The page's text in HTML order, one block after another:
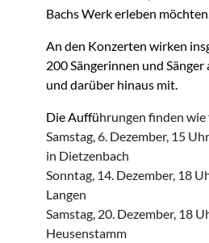
Bachs Werk erleben möchten.
An den Konzerten wirken
200 Sängerinnen und
und darüber hinaus mit.
Die Aufführungen finden
Samstag, 6. Dezember, 15
in Dietzenbach
Sonntag, 14. Dezember, 18
Langen
Samstag, 20. Dezember, 18
Heusenstamm